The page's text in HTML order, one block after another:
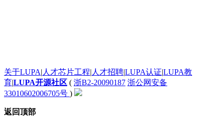
System76还有自己的OS。现在可以递送到很多地区了。
英语太差了，回去补课吧。
腾讯，多年在中国占据软件第一的位置，可惜，除了QQ、微信外，什么都没有做出来。
联合查询呢?
hash join有了么?
关于LUPA| 人才芯片工程| 人才招聘|LUPA认证|LUPA教
育|LUPA开源社区 ( 浙B2-20090187 浙公网安备
33010602006705号 )
返回顶部